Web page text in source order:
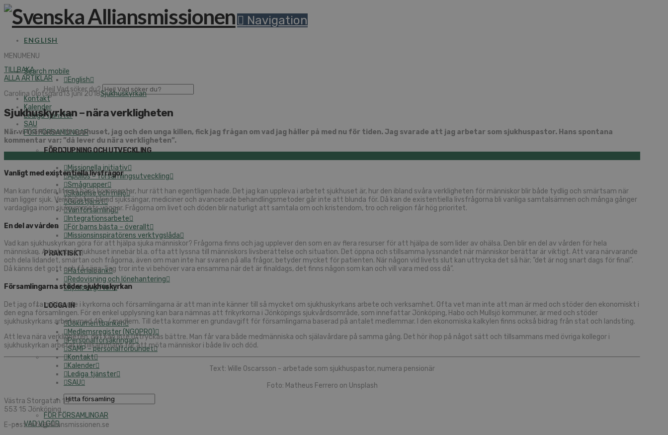
Navigation
ENGLISH
MENUMENU
Search mobile
English
Hej! Vad söker du?
Kontakt
Kalender
Lediga tjänster
SAU
FÖR FÖRSAMLINGAR
FÖRDJUPNING OCH UTVECKLING
Missionella initiativ
Apollos – församlingsutveckling
Smågrupper
Skapelse och miljö
Gudstjänst
Vänförsamling
Integrationsarbete
För barns bästa – överallt
Missionsinspiratörens verktygslåda
PRAKTISKT
Materialbank
Redovisning och lönehantering
Kyrkoavgiften
LOGGA IN
Dokumentbanken
Medlemsregister (NGOPRO)
Personalförsäkringar
SAMP – personalförbundet
Kontakt
Kalender
Lediga tjänster
SAU
FÖR FÖRSAMLINGAR
VAD VI GÖR
TILLBAKA
ALLA ARTIKLAR
Carolina Olofsgård13 juni 2018Sjukhuskyrkan
Sjukhuskyrkan – nära verkligheten
När vi träffades i trapphuset, jag och den unga killen, fick jag frågan om vad jag håller på med nu för tiden. Jag svarade att jag arbetar som sjukhuspastor. Hans spontana
kommentar var; ”då lever du nära verkligheten”.
Vanligt med existentiella livsfrågor
Man kan fundera lite på hans kommentar, hur rätt han egentligen hade. Det jag kan uppleva i arbetet sjukhuset är, hur den ibland svåra verkligheten för människor blir både tydlig och smärtsam när
man ligger sjuk. Verkligheten bland sjuksängar, mediciner och avancerade behandlingsmetoder går inte att blunda för. Då kan de existentiella livsfrågorna bli vanliga samtalsämnen och många gånger
vardagliga inom sjukrummets väggar. Frågorna om livet och döden blir naturligt att samtala om och kristendom, tro och religion får hög prioritet.
En del av vården
Vad kan sjukhuskyrkan göra för att hjälpa sjuka människor? Frågorna finns och jag upplever den som en av flera resurser för att hjälpa de som lider av ohälsa. Den blir en del av vården för hela
människan. Arbetet på sjukhuset innebär bl.a. ofta att lyssna till människors livsberättelse och situation. Det öppna och stillsamma lyssnandet när människor berättar är viktigt. Att vara närvarande
och dela lidandet, smärtan och frågorna, även om man inte har svaren på alla frågor, betyder mycket för patienten. När någon vid livets slut kan uttrycka det så här; ”det är nog snart dags för final”.
Då känns det gott och få säga; ”jag tror inte vi behöver vara ensamma när det är finaldags, det finns någon som kan och vill vara med oss då”.
Församlingarna stöder sjukhuskyrkan
Det jag ofta möter ute i kyrkorna och församlingarna är att man inte känner till så mycket om sjukhuskyrkans arbete och verksamhet. Ofta vet man inte att man är med och stöder den ekonomiskt i
den egna församlingen. För en enkel upplysning kan bara nämnas att frikyrkorna i Jönköpings sjukvårdsområde, som innefattar Jönköping, Habo och Mullsjö kommuner, är med och stöder
sjukhuskyrkans arbete med 40:-/ medlem. Till detta kommer en grundavgift för församlingarna baserad på antalet medlemmar. I den ekonomiska kalkylen finns också bidrag från stat och landsting.
Att leva nära verkligheten, det kan inte uttryckas bättre. Man får vara både medmänniska och själavårdare på samma gång. Det hör ihop på något sätt och tillsammans med övriga kollegor i
sjukhuskyrkan arbetar vi tillsammans för att möta människor i både liv och död.
Text: Wille Oscarsson - arbetade som sjukhuspastor, numera pensionär
Foto: Matheus Ferrero on Unsplash
Västra Storgatan 14
553 15 Jönköping
E-post: info@alliansmissionen.se